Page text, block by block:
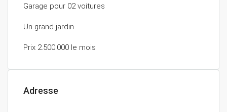
Garage pour 02 voitures
Un grand jardin
Prix 2.500.000 le mois
Adresse